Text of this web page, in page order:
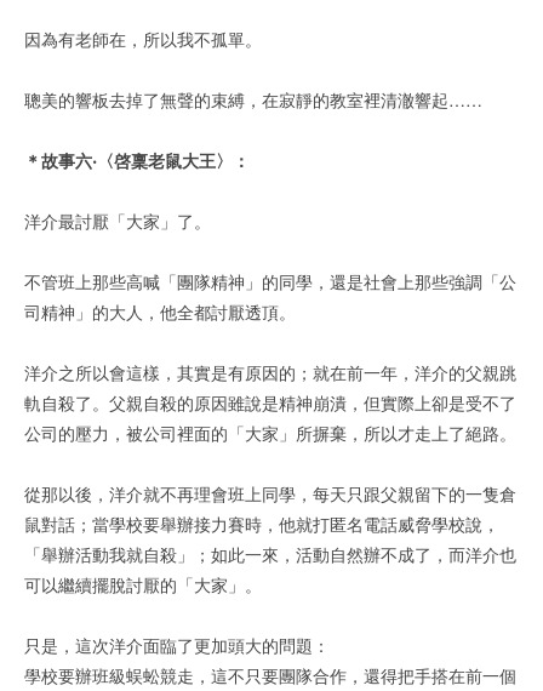
因為有老師在，所以我不孤單。
聰美的響板去掉了無聲的束縛，在寂靜的教室裡清澈響起……
＊故事六‧〈啓稟老鼠大王〉：
洋介最討厭「大家」了。
不管班上那些高喊「團隊精神」的同學，還是社會上那些強調「公
司精神」的大人，他全都討厭透頂。
洋介之所以會這樣，其實是有原因的；就在前一年，洋介的父親跳
軌自殺了。父親自殺的原因雖說是精神崩潰，但實際上卻是受不了
公司的壓力，被公司裡面的「大家」所摒棄，所以才走上了絕路。
從那以後，洋介就不再理會班上同學，每天只跟父親留下的一隻倉
鼠對話；當學校要舉辦接力賽時，他就打匿名電話威脅學校說，
「舉辦活動我就自殺」；如此一來，活動自然辦不成了，而洋介也
可以繼續擺脫討厭的「大家」。
只是，這次洋介面臨了更加頭大的問題：
學校要辦班級蜈蚣競走，這不只要團隊合作，還得把手搭在前一個